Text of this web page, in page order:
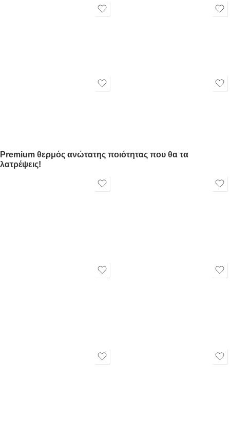
Premium θερμός ανώτατης ποιότητας που θα τα
λατρέψεις!